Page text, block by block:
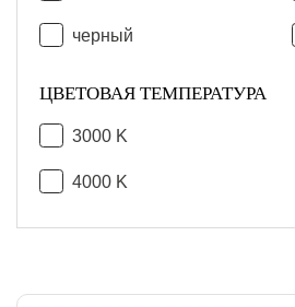
черный
ЦВЕТОВАЯ ТЕМПЕРАТУРА
3000 K
4000 K